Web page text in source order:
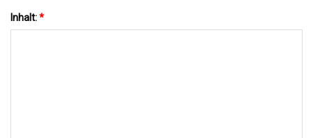
Inhalt:*